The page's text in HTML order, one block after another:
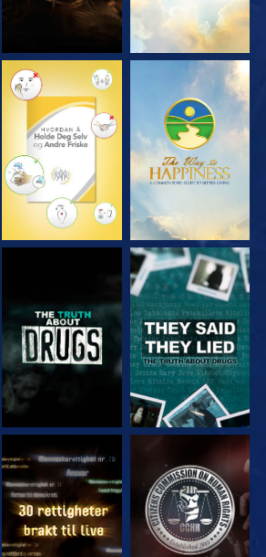
SE SE
SE
SE SE